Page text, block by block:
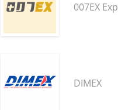
007EX
DIMEX